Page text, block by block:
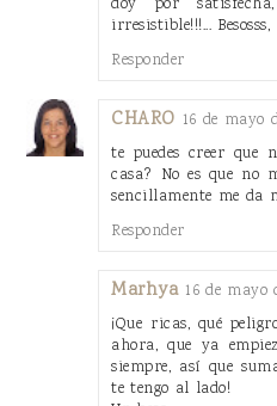
irresistible!!!... Besosss,
Responder
CHARO 16 de mayo
te puedes creer que
casa? No es que no
sencillamente me da
Responder
Marhya 16 de mayo
¡Que ricas, qué
ahora, que ya
siempre, así que
te tengo al lado!